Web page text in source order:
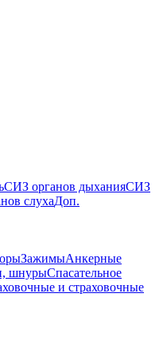
СИЗ органов дыханияСИЗ
слухаДоп.
ЗажимыАнкерные
шнурыСпасательное
и страховочные